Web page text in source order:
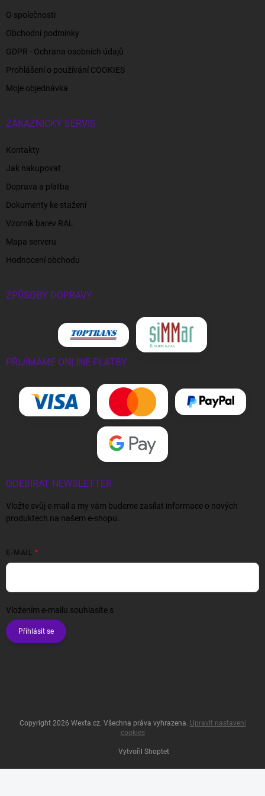
O společnosti
Obchodní podmínky
GDPR - Ochrana osobních údajů
Prohlášení o používání COOKIES
Moje objednávka
ZÁKAZNICKÝ SERVIS
Kontakty
Jak nakupovat
Doprava a platba
Dokumenty ke stažení
Vzorník barev RAL
Mapa serveru
Hodnocení obchodu
ZPŮSOBY DOPRAVY
PŘIJÍMÁME ONLINE PLATBY
ODEBÍRAT NEWSLETTER
Vložte svůj e-mail a my vám budeme zasílat informace o nových
produktech na našem e-shopu.
E-MAIL
Vložením e-mailu souhlasíte s
Přihlásit se
Vytvořil Shoptet
Copyright 2026 Wexta.cz. Všechna práva vyhrazena. Upravit nastavení
cookies